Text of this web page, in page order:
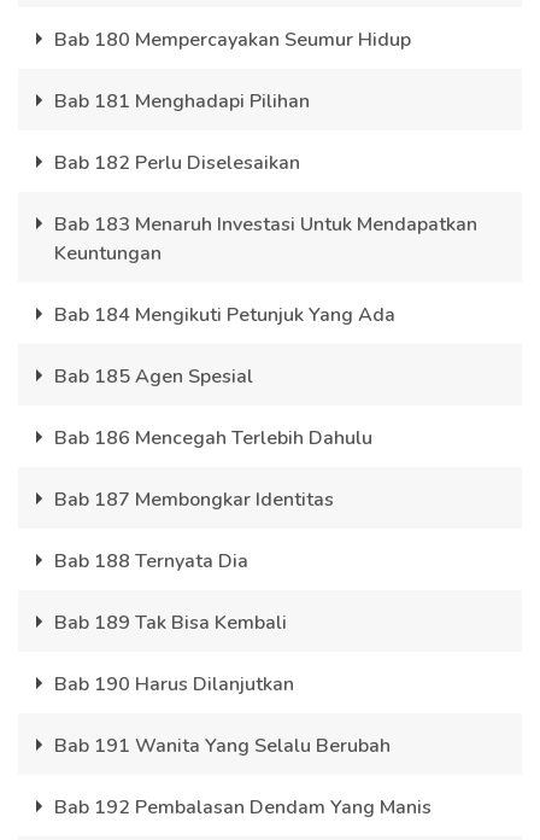
Bab 180 Mempercayakan Seumur Hidup
Bab 181 Menghadapi Pilihan
Bab 182 Perlu Diselesaikan
Bab 183 Menaruh Investasi Untuk Mendapatkan
Keuntungan
Bab 184 Mengikuti Petunjuk Yang Ada
Bab 185 Agen Spesial
Bab 186 Mencegah Terlebih Dahulu
Bab 187 Membongkar Identitas
Bab 188 Ternyata Dia
Bab 189 Tak Bisa Kembali
Bab 190 Harus Dilanjutkan
Bab 191 Wanita Yang Selalu Berubah
Bab 192 Pembalasan Dendam Yang Manis